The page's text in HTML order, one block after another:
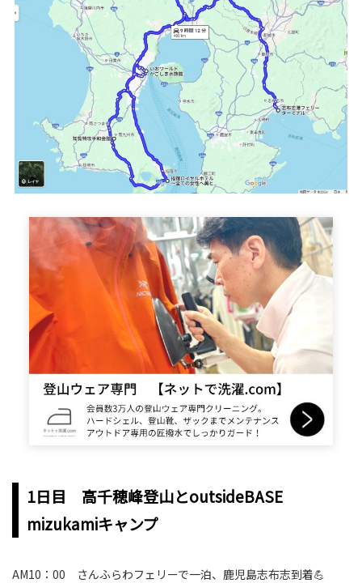
1日目 高千穂峰登山とoutsideBASE
mizukamiキャンプ
AM10：00 さんふらわフェリーで一泊、鹿児島志布志到着💪